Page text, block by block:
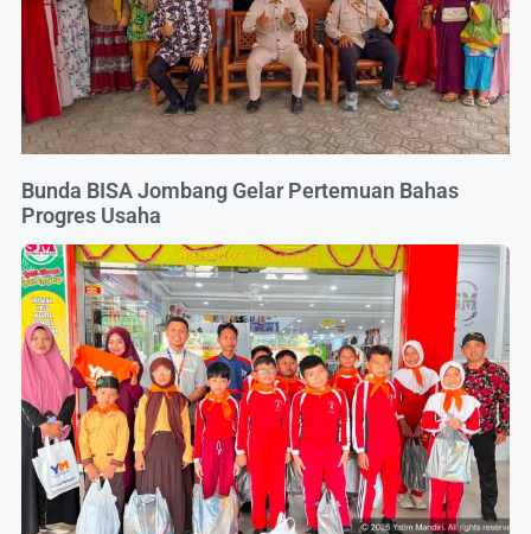
Bunda BISA Jombang Gelar Pertemuan Bahas
Progres Usaha